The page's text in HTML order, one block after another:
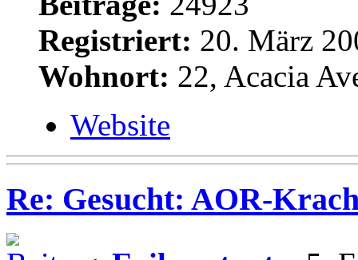
Registriert: 20. März
Wohnort: 22, Acacia
Website
Re: Gesucht: AOR-